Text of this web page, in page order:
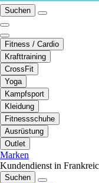
Suchen
Fitness / Cardio
Krafttraining
CrossFit
Yoga
Kampfsport
Kleidung
Fitnessschuhe
Ausrüstung
Outlet
Marken
Kundendienst in
Suchen